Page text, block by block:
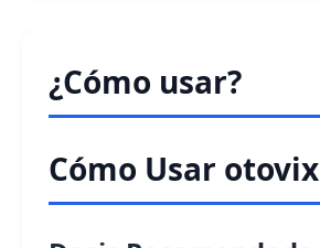
¿Cómo usar?
Cómo Usar otovix